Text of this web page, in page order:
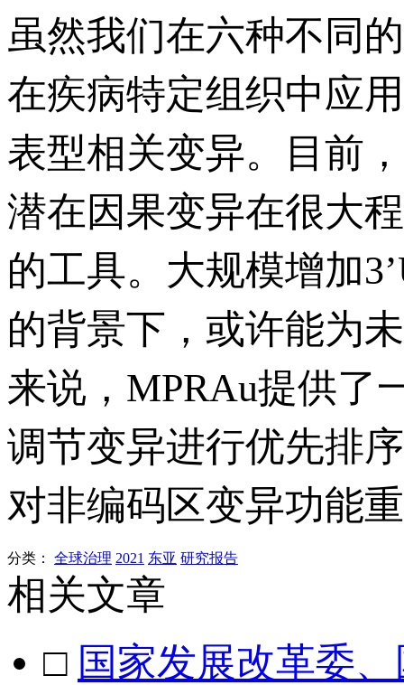
虽然我们在六种不同
在疾病特定组织中应
表型相关变异。目前
潜在因果变异在很大
的工具。大规模增加
的背景下，或许能为
来说，MPRAu提供了
调节变异进行优先排
对非编码区变异功能
分类： 全球治理 2021 东亚 研究报告
相关文章
□ 国家发展改革委